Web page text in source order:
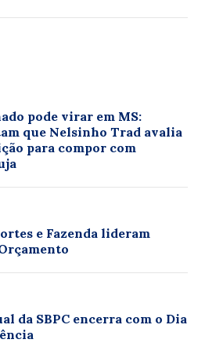
pode virar em MS:
que Nelsinho Trad avalia
para compor com
e Fazenda lideram
da SBPC encerra com o Dia